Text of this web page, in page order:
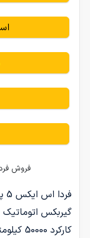
فروش فردا اس
گیربکس
کارکرد